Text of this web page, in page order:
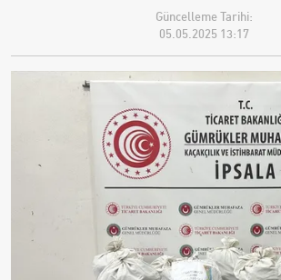
Güncelleme Tarihi:
05.05.2025 13:17